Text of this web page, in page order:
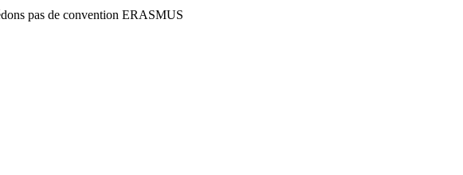
pas de convention ERASMUS